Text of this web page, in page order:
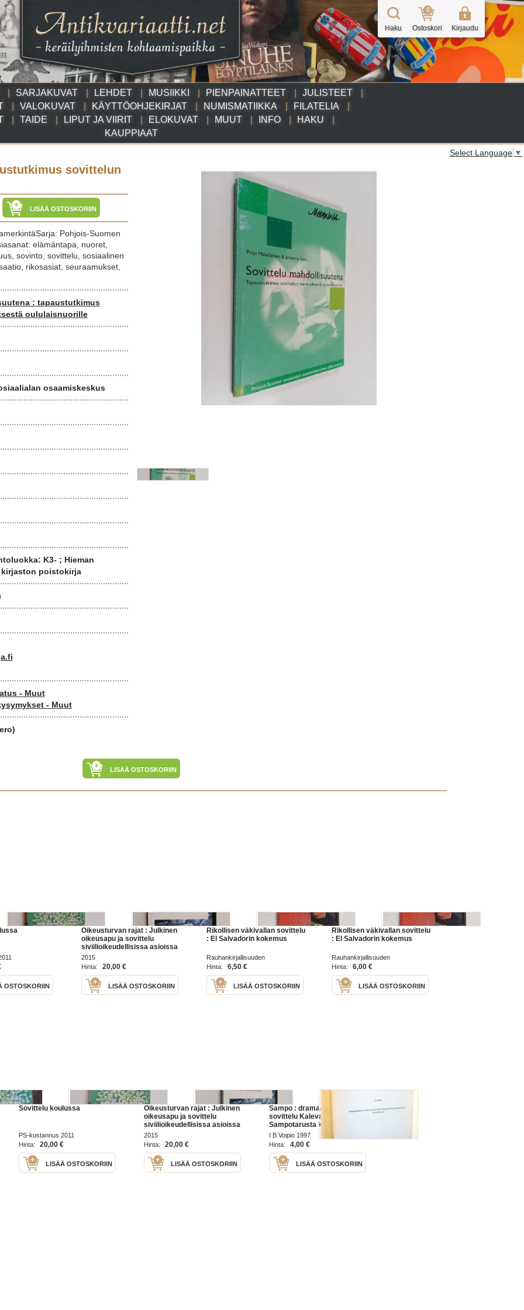
SARJAKUVAT LEHDET MUSIIKKI PIENPAINATTEET
JULISTEET
VALOKUVAT KÄYTTÖOHJEKIRJAT NUMISMATIIKKA
FILATELIA
TAIDE LIPUT JA VIIRIT ELOKUVAT MUUT INFO
HAKU
KAUPPIAAT
Haku
0
Ostoskori Kirjaudu
Select Language ▼
sovittelun
LISÄÄ OSTOSKORIIN
Pohjois-Suomen
elämäntapa, nuoret,
sovinto, sovittelu, sosiaalinen
rikosasiat, seuraamukset,
: tapaustutkimus
oululaisnuorille
osaamiskeskus
K3- ; Hieman
poistokirja
- Muut
- Muut
LISÄÄ OSTOSKORIIN
OSTOSKORIIN
Oikeusturvan rajat : Julkinen
oikeusapu ja sovittelu
siviilioikeudellisissa asioissa
Venäjällä
2015
Hinta:
20,00 €
LISÄÄ OSTOSKORIIN
Rikollisen väkivallan sovittelu
: El Salvadorin kokemus
Rauhankirjallisuuden
edistämisseura 2015
Hinta: 6,50 €
LISÄÄ OSTOSKORIIN
Rikollisen väkivallan sovittelu
: El Salvadorin kokemus
Rauhankirjallisuuden
edistämisseura 2015
Hinta: 6,00 €
LISÄÄ OSTOSKORIIN
Sovittelu koulussa
PS-kustannus 2011
Hinta:
20,00 €
LISÄÄ OSTOSKORIIN
Oikeusturvan rajat : Julkinen
oikeusapu ja sovittelu
siviilioikeudellisissa asioissa
Venäjällä
2015
Hinta:
20,00 €
LISÄÄ OSTOSKORIIN
Sampo : dramaattinen
sovittelu Kalevalan
Sampotarusta kymmenessä
kuvauksessa
I B Voipio 1997
Hinta:
4,00 €
LISÄÄ OSTOSKORIIN